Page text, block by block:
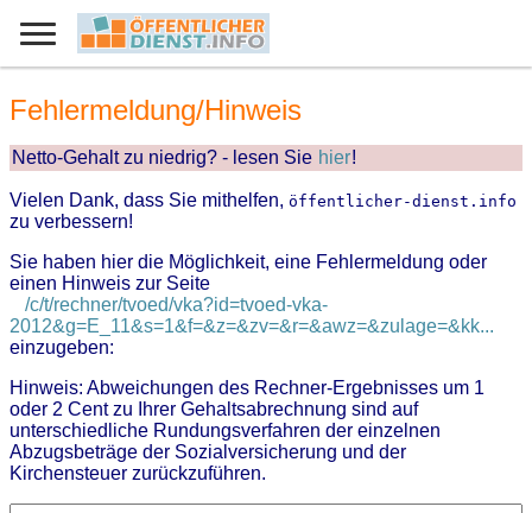
Fehlermeldung/Hinweis
Netto-Gehalt zu niedrig? - lesen Sie hier!
Vielen Dank, dass Sie mithelfen, öffentlicher-dienst.info
zu verbessern!
Sie haben hier die Möglichkeit, eine Fehlermeldung oder
einen Hinweis zur Seite
/c/t/rechner/tvoed/vka?id=tvoed-vka-
2012&g=E_11&s=1&f=&z=&zv=&r=&awz=&zulage=&kk...
einzugeben:
Hinweis: Abweichungen des Rechner-Ergebnisses um 1
oder 2 Cent zu Ihrer Gehaltsabrechnung sind auf
unterschiedliche Rundungsverfahren der einzelnen
Abzugsbeträge der Sozialversicherung und der
Kirchensteuer zurückzuführen.